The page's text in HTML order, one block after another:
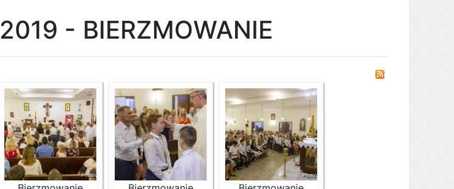
2019 - BIERZMOWANIE